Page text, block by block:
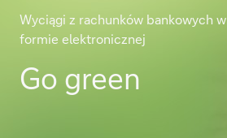
Wyciągi z rachunków bankowych w
formie elektronicznej
Go green